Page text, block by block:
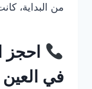
من البداية،
احجز
في العين